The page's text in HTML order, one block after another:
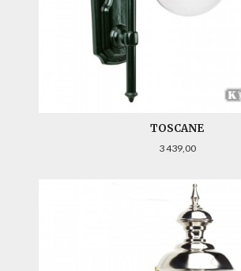
TOSCANE
Pris
3 439,00